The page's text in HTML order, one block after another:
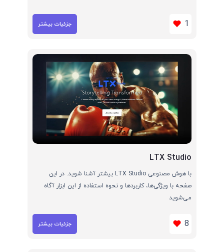
1 جزئیات بیشتر
LTX Studio
با هوش مصنوعی LTX Studio بیشتر آشنا شوید. در این
صفحه با ویژگی‌ها، کاربردها و نحوه استفاده از این ابزار آگاه
می‌شوید
8 جزئیات بیشتر